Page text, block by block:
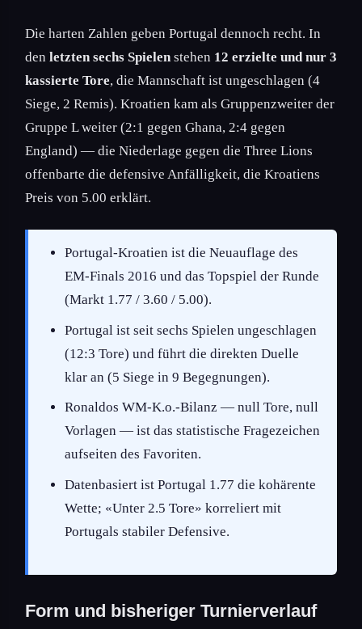
Die harten Zahlen geben Portugal dennoch recht. In
den letzten sechs Spielenstehen 12 erzielte und nur 3
kassierte Tore, die Mannschaft ist ungeschlagen (4
Siege, 2 Remis). Kroatien kam als Gruppenzweiter der
Gruppe L weiter (2:1 gegen Ghana, 2:4 gegen
England) — die Niederlage gegen die Three Lions
offenbarte die defensive Anfälligkeit, die Kroatiens
Preis von 5.00 erklärt.
Portugal-Kroatien ist die Neuauflage des
EM-Finals 2016 und das Topspiel der Runde
(Markt 1.77 / 3.60 / 5.00).
Portugal ist seit sechs Spielen ungeschlagen
(12:3 Tore) und führt die direkten Duelle
klar an (5 Siege in 9 Begegnungen).
Ronaldos WM-K.o.-Bilanz — null Tore, null
Vorlagen — ist das statistische Fragezeichen
aufseiten des Favoriten.
Datenbasiert ist Portugal 1.77 die kohärente
Wette; «Unter 2.5 Tore» korreliert mit
Portugals stabiler Defensive.
Form und bisheriger Turnierverlauf